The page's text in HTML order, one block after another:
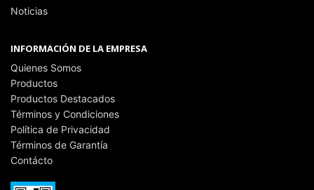
Noticias
INFORMACIÓN DE LA EMPRESA
Quienes Somos
Productos
Productos Destacados
Términos y Condiciones
Política de Privacidad
Términos de Garantía
Contácto